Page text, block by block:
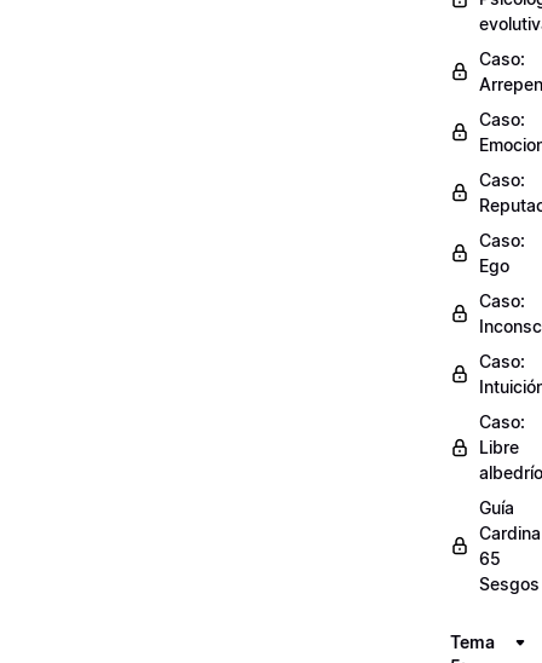
Caso:
Caso:
Caso:
Caso:
Ego
Caso:
Caso:
Caso:
Libre
albedrío
Guía
65
Sesgos
Tema